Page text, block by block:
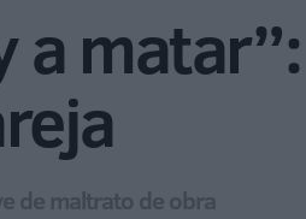
a
de maltrato de obra